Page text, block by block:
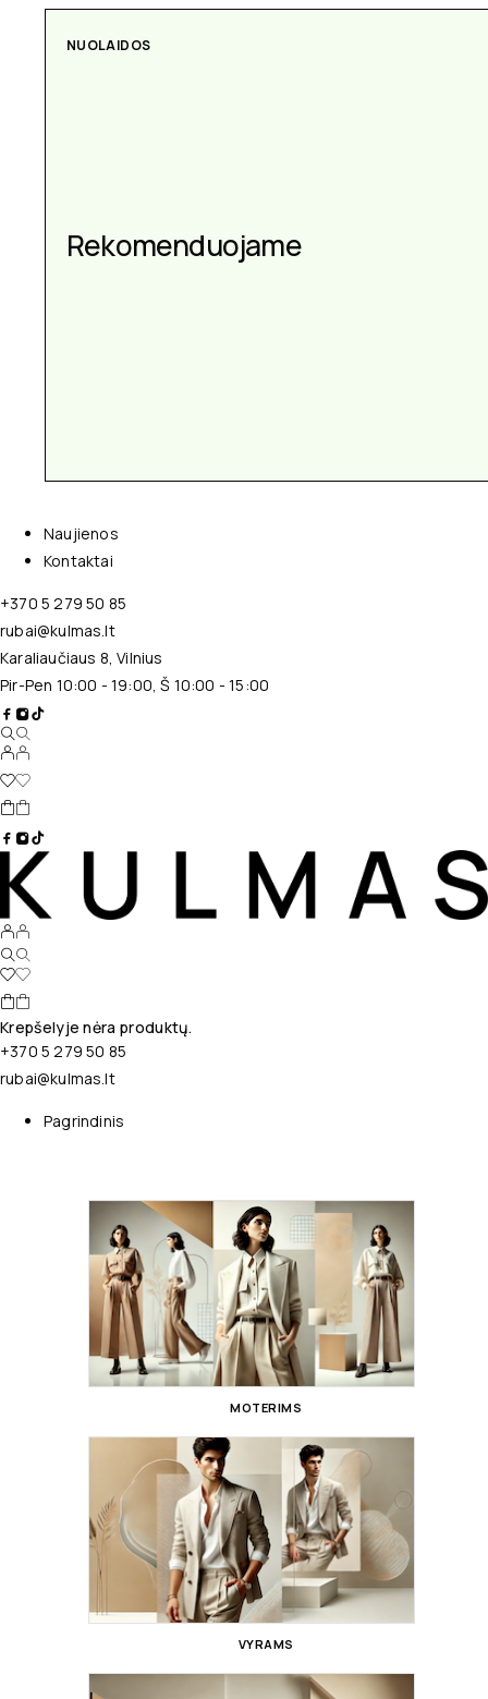
AKSESUARAI
Aksesuarai kiekvienai
progai
Naujienos
Kontaktai
+370 5 279 50 85
rubai@kulmas.lt
Karaliaučiaus 8, Vilnius
Pir-Pen 10:00 - 19:00, Š 10:00 - 15:00
Krepšelyje nėra produktų.
+370 5 279 50 85
rubai@kulmas.lt
Pagrindinis
MOTERIMS
VYRAMS